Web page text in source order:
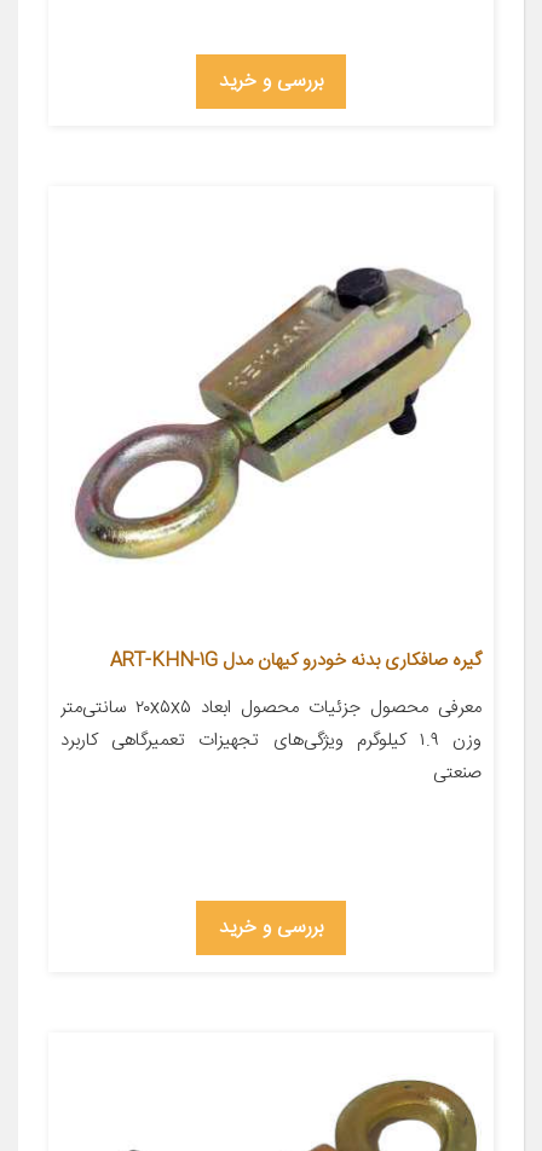
بررسی و خرید
گیره صافکاری بدنه خودرو کیهان مدل ART-KHN-1G
معرفی محصول جزئیات محصول ابعاد ۲۰x۵x۵ سانتی‌متر
وزن ۱.۹ کیلوگرم ویژگی‌های تجهیزات تعمیرگاهی کاربرد
صنعتی
بررسی و خرید